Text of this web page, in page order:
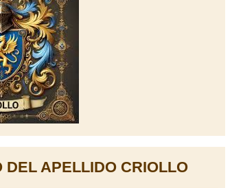
DEL APELLIDO CRIOLLO